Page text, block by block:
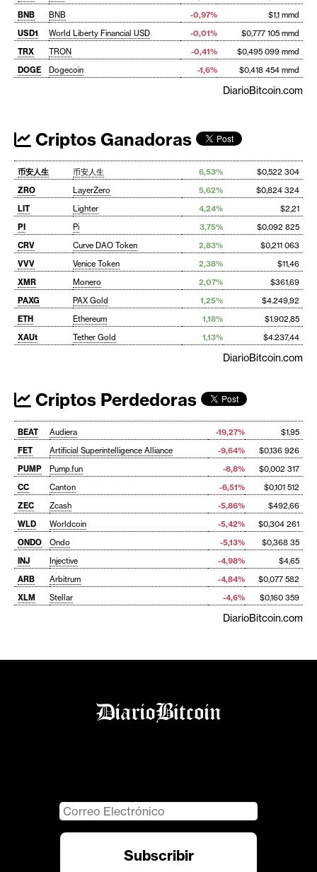
BNB
BNB -0,97%
$1,1 mmd
USD1
World Liberty Financial USD -0,01%
$0,777 105 mmd
TRX
TRON -0,41%
$0,495 099 mmd
DOGE
Dogecoin -1,6% $0,418 454 mmd
DiarioBitcoin.com
Criptos Ganadoras
币安人生 币安人生 6,53%
$0,522 304
ZRO
LayerZero 5,62%
$0,824 324
LIT
Lighter 4,24%
$2,21
PI
Pi 3,75%
$0,092 825
CRV
Curve DAO Token 2,83%
$0,211 063
VVV
Venice Token 2,38%
$11,46
XMR
Monero 2,07%
$361,69
PAXG
PAX Gold 1,25%
$4.249,92
ETH
Ethereum 1,18%
$1.902,85
XAUt
Tether Gold 1,13% $4.237,44
DiarioBitcoin.com
Criptos Perdedoras
BEAT Audiera -19,27%
$1,95
FET
Artificial Superintelligence Alliance -9,64%
$0,136 926
PUMP
Pump.fun -8,8%
$0,002 317
CC
Canton -6,51%
$0,101 512
ZEC
Zcash -5,86%
$492,66
WLD
Worldcoin -5,42%
$0,304 261
ONDO
Ondo -5,13%
$0,368 35
INJ
Injective -4,98%
$4,65
ARB
Arbitrum -4,84%
$0,077 582
XLM
Stellar -4,6% $0,160 359
DiarioBitcoin.com